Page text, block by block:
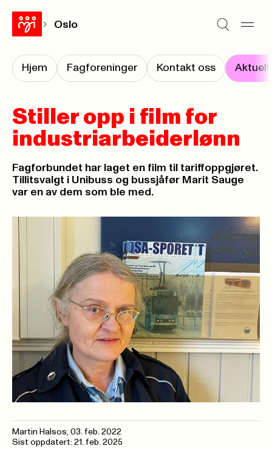
Oslo
Hjem Fagforeninger Kontakt oss Aktuelt
Stiller opp i film for
industriarbeiderlønn
Fagforbundet har laget en film til tariffoppgjøret.
Tillitsvalgt i Unibuss og bussjåfør Marit Sauge
var en av dem som ble med.
Martin Halsos, 03. feb. 2022
Sist oppdatert: 21. feb. 2025